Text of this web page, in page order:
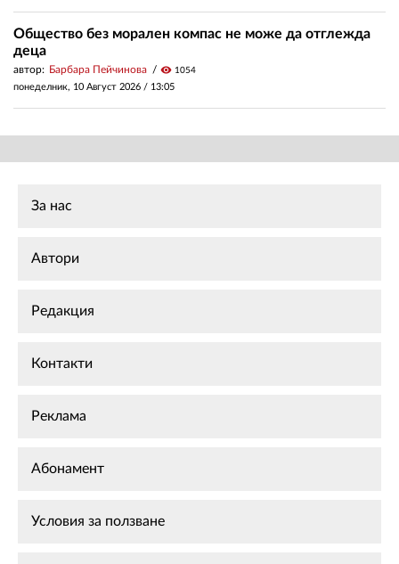
Общество без морален компас не може да отглежда
деца
автор: Барбара Пейчинова visibility 1054
понеделник, 10 Август 2026 / 13:05
За нас
Автори
Редакция
Контакти
Реклама
Абонамент
Условия за ползване